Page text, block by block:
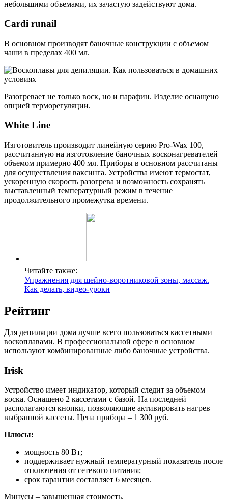
небольшими объемами, их зачастую задействуют дома.
Cardi runail
В основном производят баночные конструкции с объемом
чаши в пределах 400 мл.
Разогревает не только воск, но и парафин. Изделие оснащено
опцией терморегуляции.
White Line
Изготовитель производит линейную серию Pro-Wax 100,
рассчитанную на изготовление баночных восконагревателей
объемом примерно 400 мл. Приборы в основном рассчитаны
для осуществления ваксинга. Устройства имеют термостат,
ускоренную скорость разогрева и возможность сохранять
выставленный температурный режим в течение
продолжительного промежутка времени.
Читайте также:
Упражнения для шейно-воротниковой зоны, массаж.
Как делать, видео-уроки
Рейтинг
Для депиляции дома лучше всего пользоваться кассетными
воскоплавами. В профессиональной сфере в основном
используют комбинированные либо баночные устройства.
Irisk
Устройство имеет индикатор, который следит за объемом
воска. Оснащено 2 кассетами с базой. На последней
располагаются кнопки, позволяющие активировать нагрев
выбранной кассеты. Цена прибора – 1 300 руб.
Плюсы:
мощность 80 Вт;
поддерживает нужный температурный показатель после
отключения от сетевого питания;
срок гарантии составляет 6 месяцев.
Минусы – завышенная стоимость.